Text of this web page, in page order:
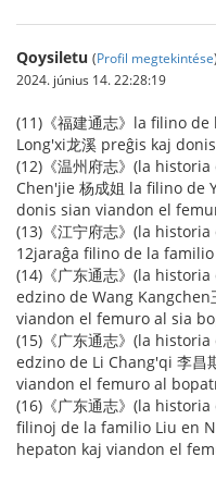
Qoysiletu (Profil megtekintése)
2024. június 14. 22:28:19
(11)《福建通志》la filino
Long'xi龙溪 preĝis kaj
(12)《温州府志》(la
Chen'jie 杨成姐 la filino de
donis sian viandon el
(13)《江宁府志》(la
12jaraĝa filino de la
(14)《广东通志》(la
edzino de Wang Kangchen
viandon el femuro al sia
(15)《广东通志》(la
edzino de Li Chang'qi 李昌
viandon el femuro al
(16)《广东通志》(la
filinoj de la familio Liu en
hepaton kaj viandon el